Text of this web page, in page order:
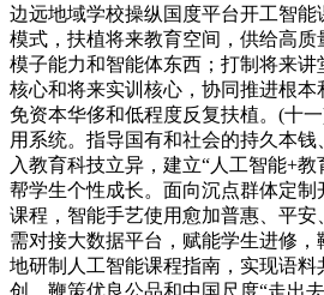
边远地域学校操纵国度平台开工智
模式，扶植将来教育空间，供给高质
模子能力和智能体东西；打制将来
核心和将来实训核心，协同推进根
免资本华侈和低程度反复扶植。(十
用系统。指导国有和社会的持久本
入教育科技立异，建立“人工智能+
帮学生个性成长。面向沉点群体定
课程，智能手艺使用愈加普惠、平
需对接大数据平台，赋能学生进修
地研制人工智能课程指南，实现语
创，鞭策优良公品和中国尺度“走出